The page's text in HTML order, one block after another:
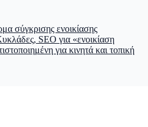
σύγκρισης ενοικίασης
SEO για «ενοικίαση
για κινητά και τοπική